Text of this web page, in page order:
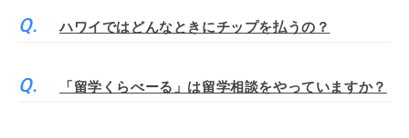
ハワイではどんなときにチップを払うの？
「留学くらべーる」は留学相談をやっていますか？